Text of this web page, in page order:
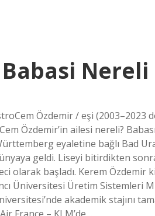
Nereli
Özdemir / eşi
Özdemir’in ailesi nereli?
eyaletine bağlı Bad
geldi. Liseyi bitirdikten
olarak başladı. Kerem Özdemir
Üniversitesi Üretim
akademik stajını